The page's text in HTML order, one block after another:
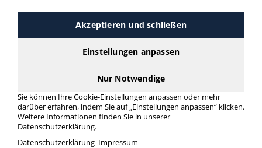
Akzeptieren und schließen
Einstellungen anpassen
Nur Notwendige
Sie können Ihre Cookie-Einstellungen anpassen oder mehr
darüber erfahren, indem Sie auf „Einstellungen anpassen“ klicken.
Weitere Informationen finden Sie in unserer
Datenschutzerklärung.
Datenschutzerklärung Impressum